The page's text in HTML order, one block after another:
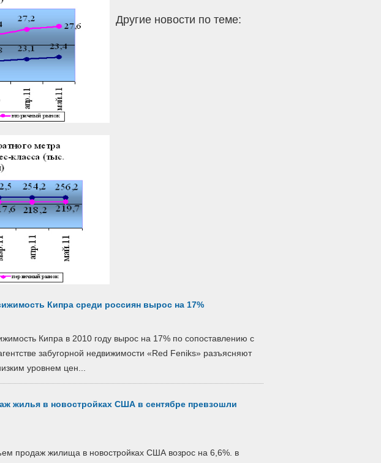
Другие новости по теме:
Кипра среди россиян вырос на 17%
Кипра в 2010 году вырос на 17% по сопоставлению с
забугорной недвижимости «Red Feniks» разъясняют
уровнем цен...
жилья в новостройках США в сентябре превзошли
продаж жилища в новостройках США возрос на 6,6%. в